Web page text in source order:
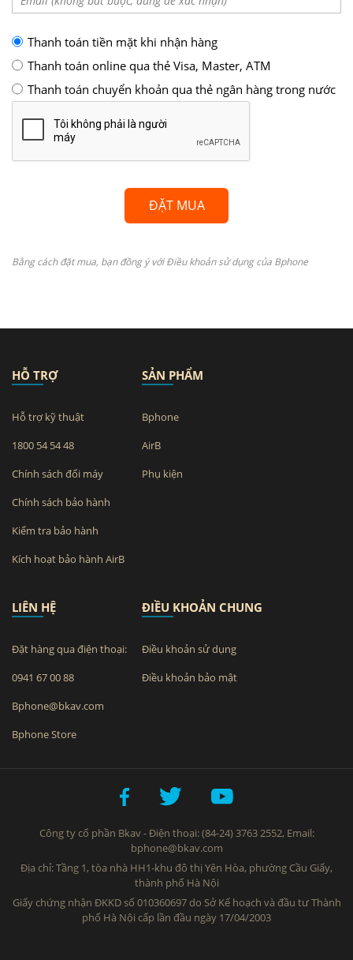
Thanh toán tiền mặt khi nhận hàng
Thanh toán online qua thẻ Visa, Master, ATM
Thanh toán chuyển khoản qua thẻ ngân hàng trong nước
ĐẶT MUA
Bằng cách đặt mua, bạn đồng ý với Điều khoản sử dụng của Bphone
HỖ TRỢ
Hỗ trợ kỹ thuật
1800 54 54 48
Chính sách đổi máy
Chính sách bảo hành
Kiểm tra bảo hành
Kích hoạt bảo hành AirB
SẢN PHẨM
Bphone
AirB
Phụ kiện
LIÊN HỆ
Đặt hàng qua điện thoại:
0941 67 00 88
Bphone@bkav.com
Bphone Store
ĐIỀU KHOẢN CHUNG
Điều khoản sử dụng
Điều khoản bảo mật
Công ty cổ phần Bkav - Điện thoại: (84-24) 3763 2552, Email:
bphone@bkav.com
Địa chỉ: Tầng 1, tòa nhà HH1-khu đô thị Yên Hòa, phường Cầu Giấy,
thành phố Hà Nội
Giấy chứng nhận ĐKKD số 010360697 do Sở Kế hoạch và đầu tư Thành
phố Hà Nội cấp lần đầu ngày 17/04/2003